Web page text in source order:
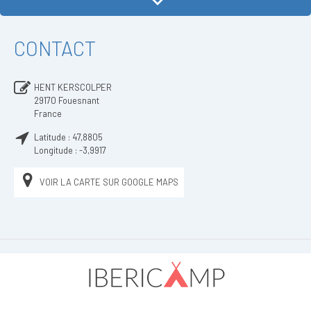
CONTACT
HENT KERSCOLPER
29170 Fouesnant
France
Latitude : 47,8805
Longitude : -3,9917
VOIR LA CARTE SUR GOOGLE MAPS